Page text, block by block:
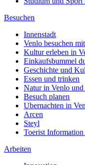
Besuchen
Innenstadt
Venlo besuchen
Kultur erleben in
Einkaufsbummel
Geschichte und
Essen und trinken
Natur in Venlo
Besuch planen
Ubernachten in
Arcen
Steyl
Toerist
Arbeiten